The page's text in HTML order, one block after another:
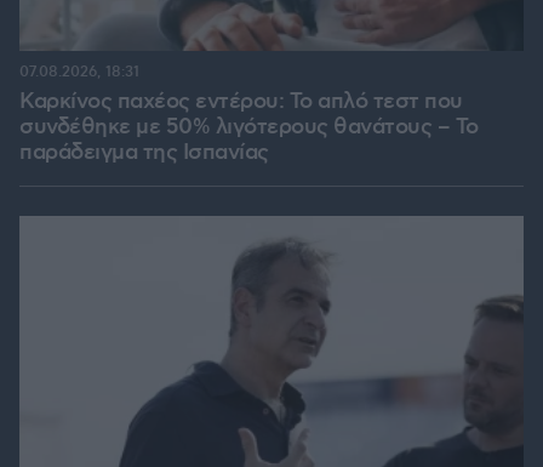
Καρκίνος παχέος εντέρου: Το απλό τεστ που
συνδέθηκε με 50% λιγότερους θανάτους – Το
παράδειγμα της Ισπανίας
07.08.2026, 18:31